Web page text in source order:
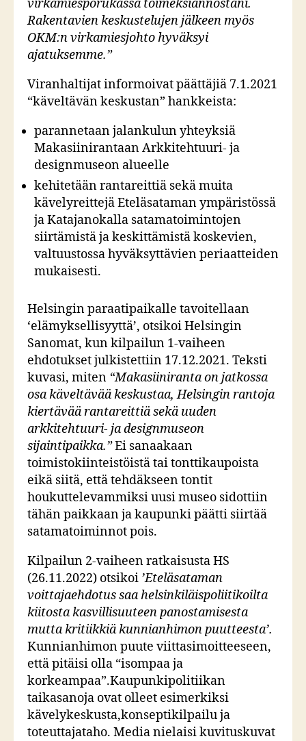
virkamiesporukassa toimeksiannostani.
Rakentavien keskustelujenjälkeen myös
OKM:n virkamiesjohto hyväksyi
ajatuksemme.”
Viranhaltijat informoivat päättäjiä 7.1.2021
“käveltävän keskustan” hankkeista:
parannetaan jalankulun yhteyksiä
Makasiinirantaan Arkkitehtuuri- ja
designmuseon alueelle
kehitetään rantareittiä sekä muita
kävelyreittejä Eteläsataman ympäristössä
ja Katajanokalla satamatoimintojen
siirtämistä ja keskittämistä koskevien,
valtuustossa hyväksyttävien periaatteiden
mukaisesti.
Helsingin paraatipaikalle tavoitellaan
‘elämyksellisyyttä’, otsikoi Helsingin
Sanomat, kun kilpailun 1-vaiheen
ehdotukset julkistettiin 17.12.2021. Teksti
kuvasi, miten “Makasiiniranta on jatkossa
osa käveltävää keskustaa, Helsingin rantoja
kiertävää rantareittiä sekä uuden
arkkitehtuuri- ja designmuseon
sijaintipaikka.”Ei sanaakaan
toimistokiinteistöistä tai tonttikaupoista
eikä siitä, että tehdäkseen tontit
houkuttelevammiksi uusi museo sidottiin
tähän paikkaan ja kaupunki päätti siirtää
satamatoiminnot pois.
Kilpailun 2-vaiheen ratkaisusta HS
(26.11.2022) otsikoi ’Eteläsataman
voittajaehdotus saa helsinkiläispoliitikoilta
kiitosta kasvillisuuteen panostamisesta
mutta kritiikkiä kunnianhimon puutteesta’.
Kunnianhimon puute viittasimoitteeseen,
että pitäisi olla “isompaa ja
korkeampaa”.Kaupunkipolitiikan
taikasanoja ovat olleet esimerkiksi
kävelykeskusta,konseptikilpailu ja
toteuttajataho. Media nielaisi kuvituskuvat